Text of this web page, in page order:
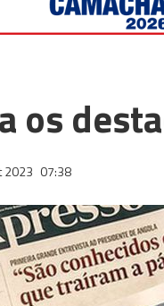
os
2023 07:38